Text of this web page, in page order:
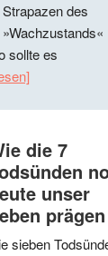
Strapazen des
»Wachzustands«
sollte es
die 7
unser
prägen
sieben